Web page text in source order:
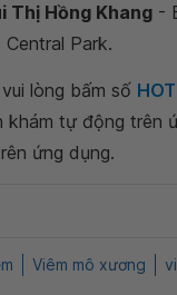
Thị Hồng Khang -
Park.
lòng bấm số
khám tự động trên
ứng dụng.
Viêm mô xương